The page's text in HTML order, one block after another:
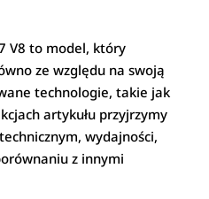
V8 to model, który
ze względu na swoją
technologie, takie jak
artykułu przyjrzymy
wydajności,
z innymi